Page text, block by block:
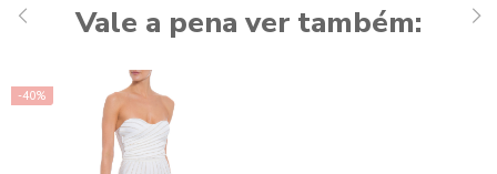
Vale a pena ver também:
-40%